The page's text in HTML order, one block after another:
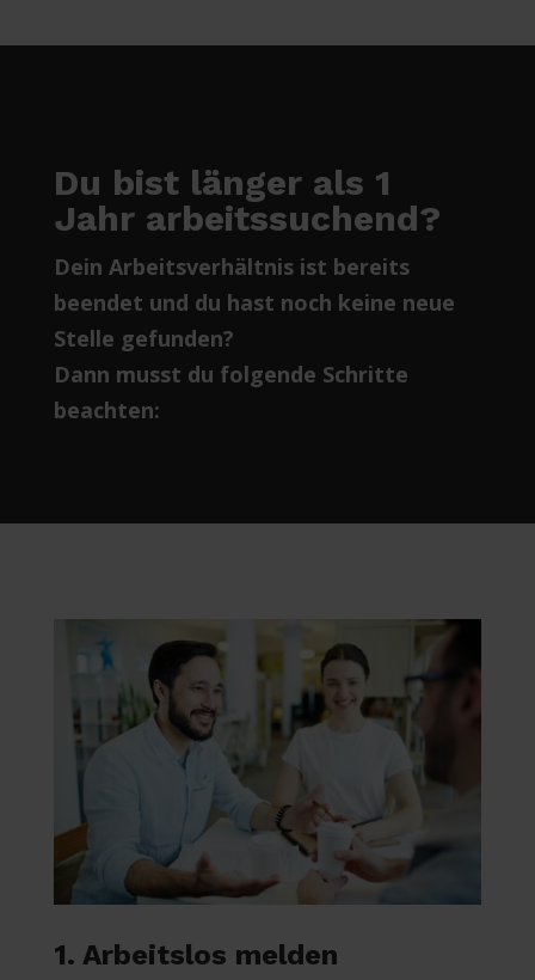
Du bist länger als 1
Jahr arbeitssuchend?
Dein Arbeitsverhältnis ist bereits
beendet und du hast noch keine neue
Stelle gefunden?
Dann musst du folgende Schritte
beachten:
1. Arbeitslos melden